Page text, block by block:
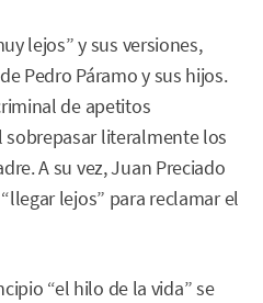
lejos” y sus versiones,
Pedro Páramo y sus hijos.
de apetitos
literalmente los
A su vez, Juan Preciado
lejos” para reclamar el
“el hilo de la vida” se